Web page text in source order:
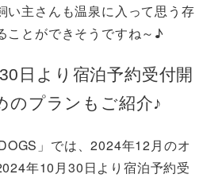
い主さんも温泉に入って思う存
ことができそうですね～♪
日より宿泊予約受付開
のプランもご紹介♪
」では、2024年12月のオ
年10月30日より宿泊予約受